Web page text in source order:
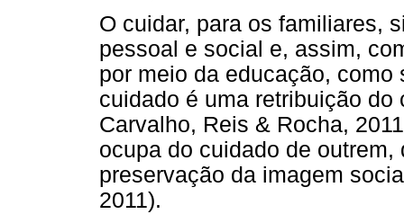
O cuidar, para os familiares,
pessoal e social e, assim,
por meio da educação,
cuidado é uma retribuição
Carvalho, Reis & Rocha,
ocupa do cuidado de
preservação da imagem
2011).